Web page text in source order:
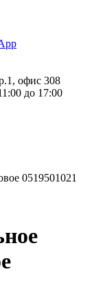
офис 308
до 17:00
0519501021